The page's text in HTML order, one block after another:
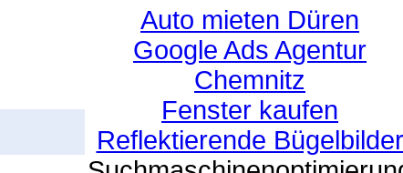
Auto mieten Düren
Google Ads Agentur
Chemnitz
Fenster kaufen
Reflektierende Bügelbilder